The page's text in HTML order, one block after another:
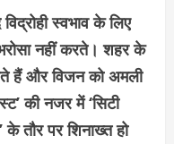
स्वभाव के लिए
नहीं करते। शहर के
हैं और विजन को अमली
की नजर में ‘सिटी
तौर पर शिनाख्त हो